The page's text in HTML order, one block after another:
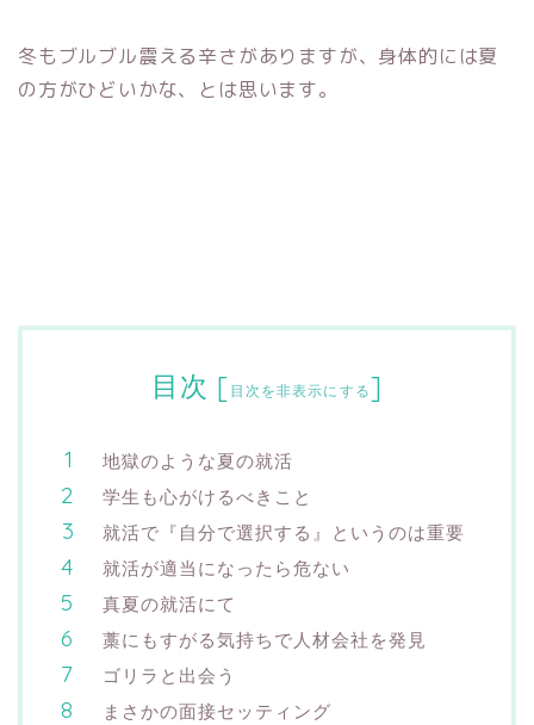
冬もブルブル震える辛さがありますが、身体的には夏
の方がひどいかな、とは思います。
目次 [ 目次を非表示にする]
地獄のような夏の就活
学生も心がけるべきこと
就活で『自分で選択する』というのは重要
就活が適当になったら危ない
真夏の就活にて
藁にもすがる気持ちで人材会社を発見
ゴリラと出会う
まさかの面接セッティング